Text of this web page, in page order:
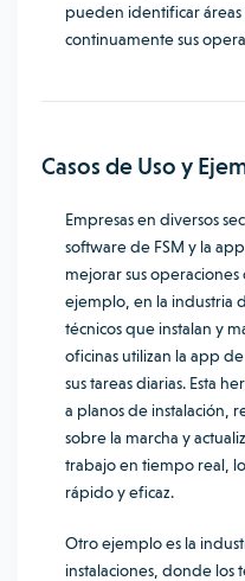
pueden identificar
continuamente sus
Casos de Uso y
Empresas en diversos
software de FSM y la
mejorar sus
ejemplo, en la industria
técnicos que instalan y
oficinas utilizan la app
sus tareas diarias. Esta
a planos de instalación,
sobre la marcha y
trabajo en tiempo real,
rápido y eficaz.
Otro ejemplo es la
instalaciones, donde los